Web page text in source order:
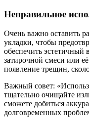
Неправильное
Очень важно оставить
укладки, чтобы
обеспечить
затирочной смеси или
появление трещин,
Важный совет:
тщательно очищайте
сможете добиться
долговременных